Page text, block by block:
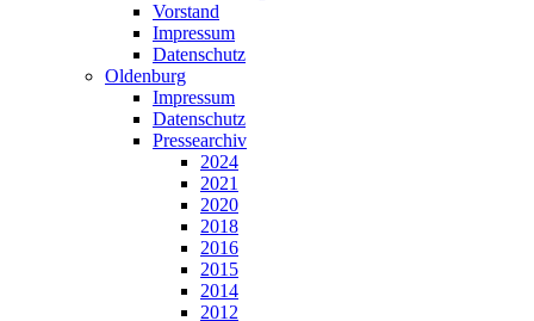
Vorstand
Impressum
Datenschutz
Oldenburg
Impressum
Datenschutz
Pressearchiv
2024
2021
2020
2018
2016
2015
2014
2012